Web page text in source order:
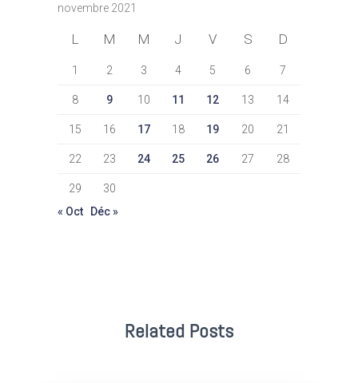
novembre 2021
L M M J V S D
1 2 3 4 5 6 7
8 9 10 11 12 13 14
15 16 17 18 19 20 21
22 23 24 25 26 27 28
29
30
« Oct
Déc »
Related Posts